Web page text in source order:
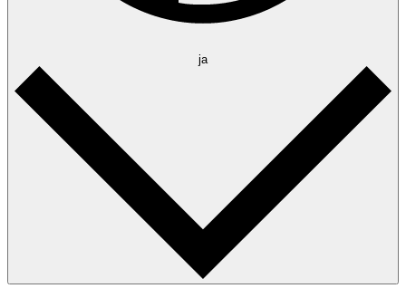
ja